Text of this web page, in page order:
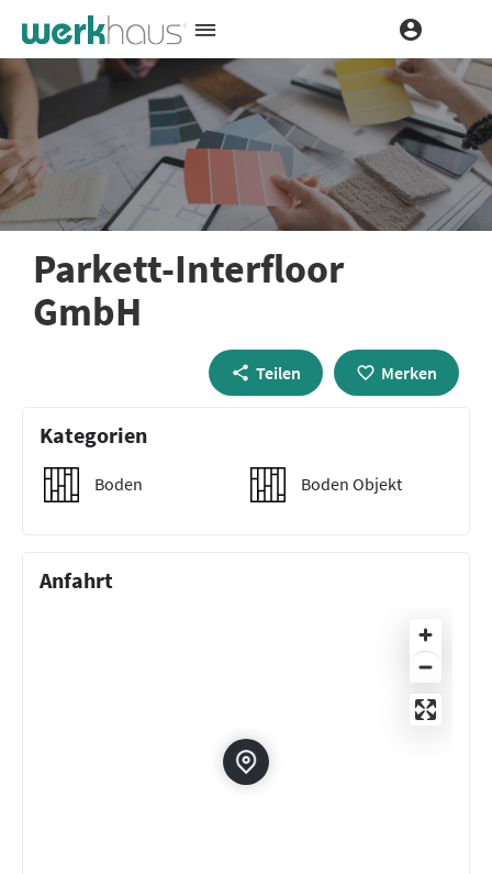
Parkett-Interfloor
GmbH
Teilen Merken
Kategorien
Boden Boden Objekt
Anfahrt